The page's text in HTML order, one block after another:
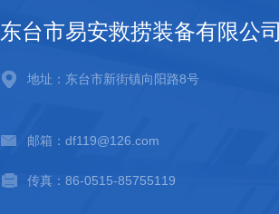
东台市易安救捞装备有限公司
地址：东台市新街镇向阳路8号
邮箱：df119@126.com
传真：86-0515-85755119